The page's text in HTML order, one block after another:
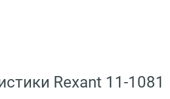
Rexant 11-1081